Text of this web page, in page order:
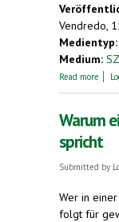
Vendredo,
Medientyp:
Medium:
Read more
Warum
spricht
Submitted by
Wer in
folgt für